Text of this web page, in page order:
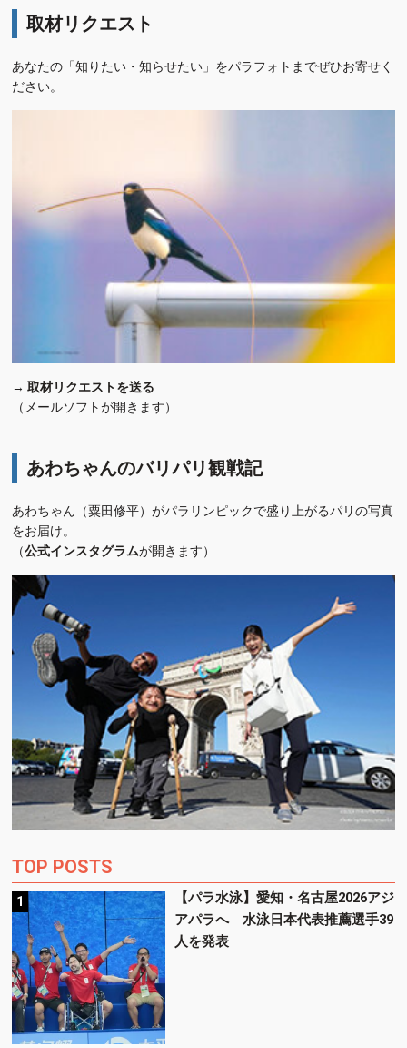
取材リクエスト
あなたの「知りたい・知らせたい」をパラフォトまでぜひお寄せく
ださい。
→取材リクエストを送る
（メールソフトが開きます）
あわちゃんのバリパリ観戦記
あわちゃん（粟田修平）がパラリンピックで盛り上がるパリの写真
をお届け。
（公式インスタグラムが開きます）
TOP POSTS
【パラ水泳】愛知・名古屋2026アジ
アパラへ 水泳日本代表推薦選手39
人を発表